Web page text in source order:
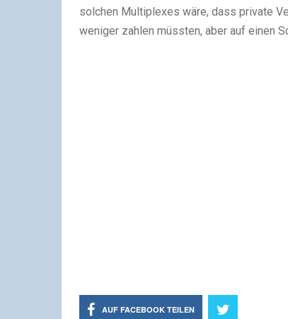
solchen Multiplexes wäre, dass private
weniger zahlen müssten, aber auf einen
AUF FACEBOOK TEILEN